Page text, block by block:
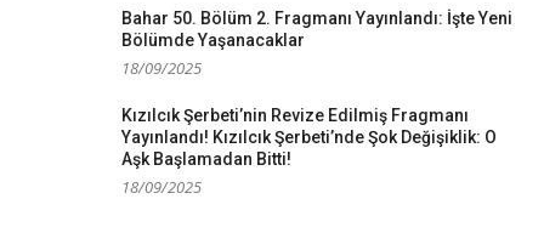
Bahar 50. Bölüm 2. Fragmanı Yayınlandı: İşte Yeni
Bölümde Yaşanacaklar
18/09/2025
Kızılcık Şerbeti’nin Revize Edilmiş Fragmanı
Yayınlandı! Kızılcık Şerbeti’nde Şok Değişiklik: O
Aşk Başlamadan Bitti!
18/09/2025